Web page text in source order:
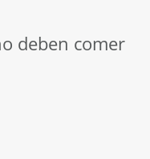
deben comer